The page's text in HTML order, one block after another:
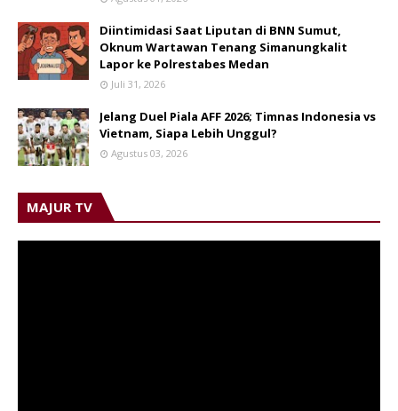
Diintimidasi Saat Liputan di BNN Sumut,
Oknum Wartawan Tenang Simanungkalit
Lapor ke Polrestabes Medan
Juli 31, 2026
Jelang Duel Piala AFF 2026; Timnas Indonesia vs
Vietnam, Siapa Lebih Unggul?
Agustus 03, 2026
MAJUR TV